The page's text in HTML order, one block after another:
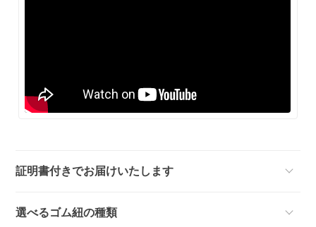
証明書付きでお届けいたします
選べるゴム紐の種類